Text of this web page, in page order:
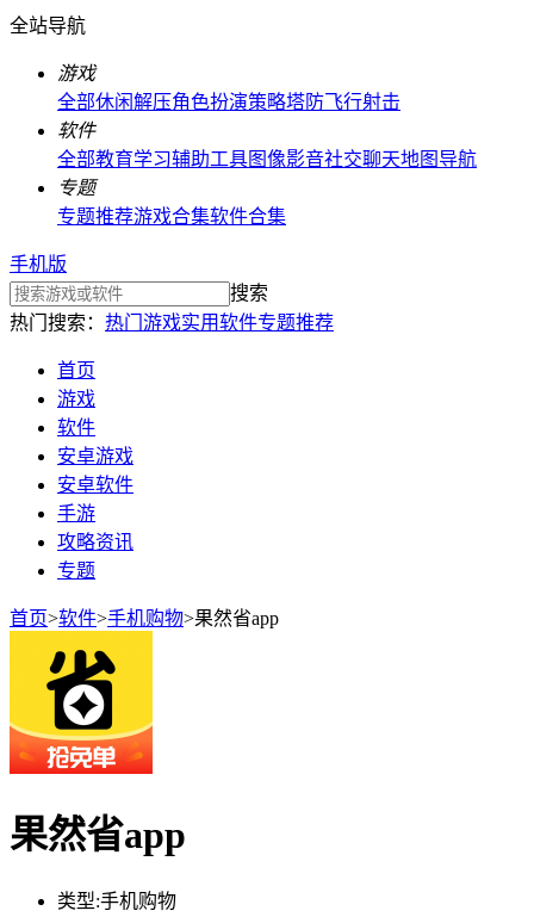
全站导航
游戏
全部休闲解压角色扮演策略塔防飞行射击
软件
全部教育学习辅助工具图像影音社交聊天地图导航
专题
专题推荐游戏合集软件合集
手机版
搜索
热门搜索： 热门游戏实用软件专题推荐
首页
游戏
软件
安卓游戏
安卓软件
手游
攻略资讯
专题
首页>软件>手机购物>果然省app
果然省app
类型:手机购物